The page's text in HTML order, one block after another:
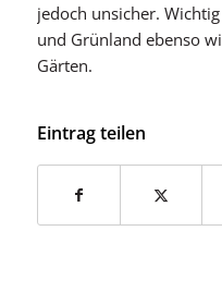
jedoch unsicher.
und Grünland ebenso
Gärten.
Eintrag teilen